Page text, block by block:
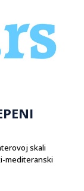
skali
mediteranski